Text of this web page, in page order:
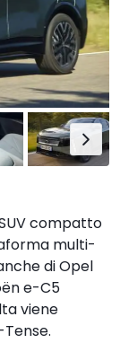
compatto
multi-
di Opel
e-C5
viene